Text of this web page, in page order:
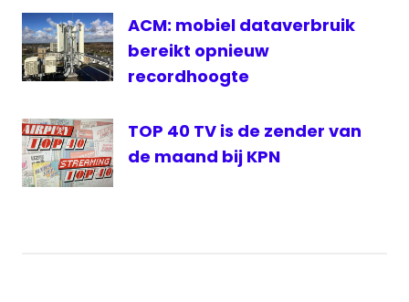
ACM: mobiel dataverbruik
bereikt opnieuw
recordhoogte
TOP 40 TV is de zender van
de maand bij KPN